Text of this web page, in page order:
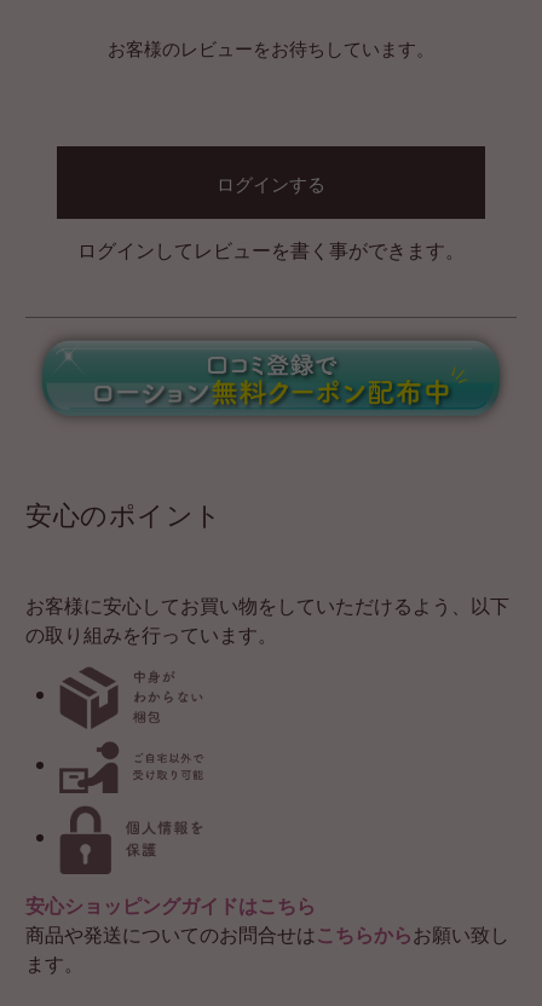
お客様のレビューをお待ちしています。
ログインする
ログインしてレビューを書く事ができます。
安心のポイント
お客様に安心してお買い物をしていただけるよう、以下
の取り組みを行っています。
安心ショッピングガイドはこちら
商品や発送についてのお問合せはこちらからお願い致し
ます。